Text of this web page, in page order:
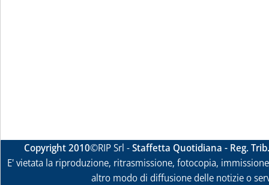
Copyright 2010©RIP Srl -Staffetta Quotidiana - Reg.
E' vietata la riproduzione, ritrasmissione, fotocopia,
altro modo di diffusione delle notizie o